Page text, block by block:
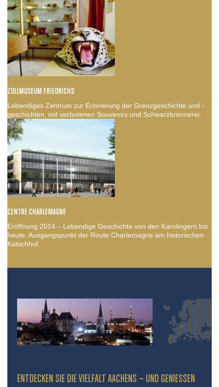
ZOLLMUSEUM FRIEDRICHS
Lebendiges Zentrum zur Erinnerung der Grenzgeschichte und -
geschichten, mit verbotenen Souvenirs und Schwarzbrennerei.
CENTRE CHARLEMAGNE
Eröffnung 2014 – Lebendige Geschichte von den Karolingern bis
heute. Ausgangspunkt der Route Charlemagne am historischen
Katschhof.
ENTDECKEN SIE DIE VIELFALT AACHENS – UND GENIESSEN S